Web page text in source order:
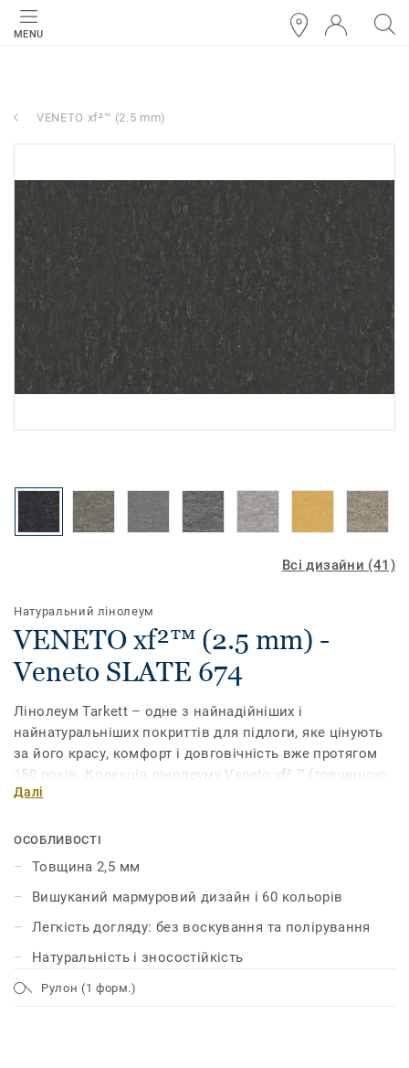
MENU
VENETO xf²™ (2.5 mm)
Всі дизайни (41)
Натуральний лінолеум
VENETO xf²™ (2.5 mm) -
Veneto SLATE 674
Лінолеум Tarkett – одне з найнадійніших і
найнатуральніших покриттів для підлоги, яке цінують
за його красу, комфорт і довговічність вже протягом
150 років. Колекція лінолеуму Veneto xf² ™ (товщиною
2,5 мм) на 94% виготовлена ​​з натуральної сировини і
декорів яскравих і насичених кольорів. Поверхня
лінолеуму захищена за допомогою нашої унікальної
легкість догляду.
Далі
ОСОБЛИВОСТІ
Товщина 2,5 мм
Вишуканий мармуровий дизайн і 60 кольорів
Легкість догляду: без воскування та полірування
Натуральність і зносостійкість
Рулон (1 форм.)